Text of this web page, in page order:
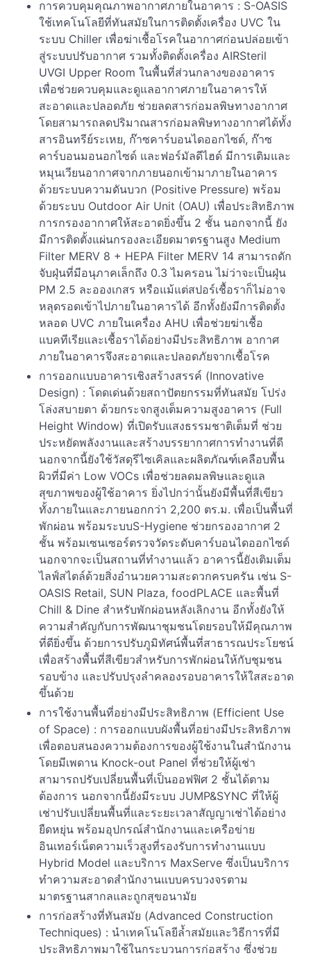
การควบคุมคุณภาพอากาศภายในอาคาร : S-OASIS
ใช้เทคโนโลยีที่ทันสมัยในการติดตั้งเครื่อง UVC ใน
ระบบ Chiller เพื่อฆ่าเชื้อโรคในอากาศก่อนปล่อยเข้า
สู่ระบบปรับอากาศ รวมทั้งติดตั้งเครื่อง AIRSteril
UVGI Upper Room ในพื้นที่ส่วนกลางของอาคาร
เพื่อช่วยควบคุมและดูแลอากาศภายในอาคารให้
สะอาดและปลอดภัย ช่วยลดสารก่อมลพิษทางอากาศ
โดยสามารถลดปริมาณสารก่อมลพิษทางอากาศได้ทั้ง
สารอินทรีย์ระเหย, ก๊าซคาร์บอนไดออกไซด์, ก๊าซ
คาร์บอนมอนอกไซด์ และฟอร์มัลดีไฮด์ มีการเติมและ
หมุนเวียนอากาศจากภายนอกเข้ามาภายในอาคาร
ด้วยระบบความดันบวก (Positive Pressure) พร้อม
ด้วยระบบ Outdoor Air Unit (OAU) เพื่อประสิทธิภาพ
การกรองอากาศให้สะอาดยิ่งขึ้น 2 ชั้น นอกจากนี้ ยัง
มีการติดตั้งแผ่นกรองละเอียดมาตรฐานสูง Medium
Filter MERV 8 + HEPA Filter MERV 14 สามารถดัก
จับฝุ่นที่มีอนุภาคเล็กถึง 0.3 ไมครอน ไม่ว่าจะเป็นฝุ่น
PM 2.5 ละอองเกสร หรือแม้แต่สปอร์เชื้อราก็ไม่อาจ
หลุดรอดเข้าไปภายในอาคารได้ อีกทั้งยังมีการติดตั้ง
หลอด UVC ภายในเครื่อง AHU เพื่อช่วยฆ่าเชื้อ
แบคทีเรียและเชื้อราได้อย่างมีประสิทธิภาพ อากาศ
ภายในอาคารจึงสะอาดและปลอดภัยจากเชื้อโรค
การออกแบบอาคารเชิงสร้างสรรค์ (Innovative
Design) : โดดเด่นด้วยสถาปัตยกรรมที่ทันสมัย โปร่ง
โล่งสบายตา ด้วยกระจกสูงเต็มความสูงอาคาร (Full
Height Window) ที่เปิดรับแสงธรรมชาติเต็มที่ ช่วย
ประหยัดพลังงานและสร้างบรรยากาศการทำงานที่ดี
นอกจากนี้ยังใช้วัสดุรีไซเคิลและผลิตภัณฑ์เคลือบพื้น
ผิวที่มีค่า Low VOCs เพื่อช่วยลดมลพิษและดูแล
สุขภาพของผู้ใช้อาคาร ยิ่งไปกว่านั้นยังมีพื้นที่สีเขียว
ทั้งภายในและภายนอกกว่า 2,200 ตร.ม. เพื่อเป็นพื้นที่
พักผ่อน พร้อมระบบS-Hygiene ช่วยกรองอากาศ 2
ชั้น พร้อมเซนเซอร์ตรวจวัดระดับคาร์บอนไดออกไซด์
นอกจากจะเป็นสถานที่ทำงานแล้ว อาคารนี้ยังเติมเต็ม
ไลฟ์สไตล์ด้วยสิ่งอำนวยความสะดวกครบครัน เช่น S-
OASIS Retail, SUN Plaza, foodPLACE และพื้นที่
Chill & Dine สำหรับพักผ่อนหลังเลิกงาน อีกทั้งยังให้
ความสำคัญกับการพัฒนาชุมชนโดยรอบให้มีคุณภาพ
ที่ดียิ่งขึ้น ด้วยการปรับภูมิทัศน์พื้นที่สาธารณประโยชน์
เพื่อสร้างพื้นที่สีเขียวสำหรับการพักผ่อนให้กับชุมชน
รอบข้าง และปรับปรุงลำคลองรอบอาคารให้ใสสะอาด
ขึ้นด้วย
การใช้งานพื้นที่อย่างมีประสิทธิภาพ (Efficient Use
of Space) : การออกแบบผังพื้นที่อย่างมีประสิทธิภาพ
เพื่อตอบสนองความต้องการของผู้ใช้งานในสำนักงาน
โดยมีเพดาน Knock-out Panel ที่ช่วยให้ผู้เช่า
สามารถปรับเปลี่ยนพื้นที่เป็นออฟฟิศ 2 ชั้นได้ตาม
ต้องการ นอกจากนี้ยังมีระบบ JUMP&SYNC ที่ให้ผู้
เช่าปรับเปลี่ยนพื้นที่และระยะเวลาสัญญาเช่าได้อย่าง
ยืดหยุ่น พร้อมอุปกรณ์สำนักงานและเครือข่าย
อินเทอร์เน็ตความเร็วสูงที่รองรับการทำงานแบบ
Hybrid Model และบริการ MaxServe ซึ่งเป็นบริการ
ทำความสะอาดสำนักงานแบบครบวงจรตาม
มาตรฐานสากลและถูกสุขอนามัย
การก่อสร้างที่ทันสมัย (Advanced Construction
Techniques) : นำเทคโนโลยีล้ำสมัยและวิธีการที่มี
ประสิทธิภาพมาใช้ในกระบวนการก่อสร้าง ซึ่งช่วย